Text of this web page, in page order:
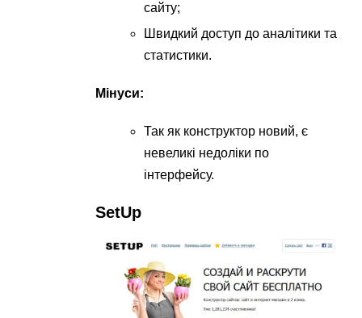
сайту;
Швидкий доступ до аналітики та
статистики.
Мінуси:
Так як конструктор новий, є
невеликі недоліки по
інтерфейсу.
SetUp